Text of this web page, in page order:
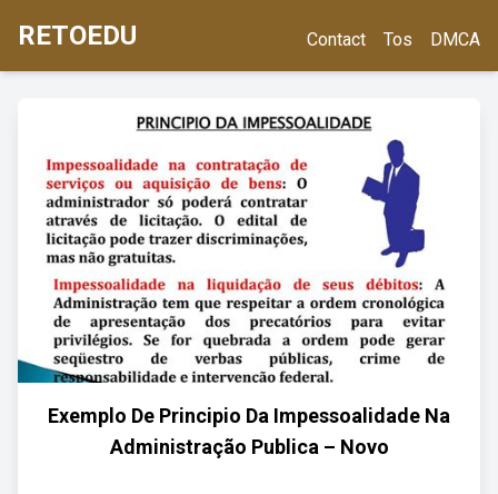
RETOEDU Contact Tos DMCA
Exemplo De Principio Da Impessoalidade Na
Administração Publica – Novo